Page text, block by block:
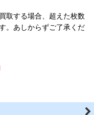
取する場合、超えた枚数
。あしからずご了承くだ